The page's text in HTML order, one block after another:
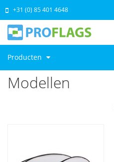
Producten
+31 (0) 85 401 4648
Modellen